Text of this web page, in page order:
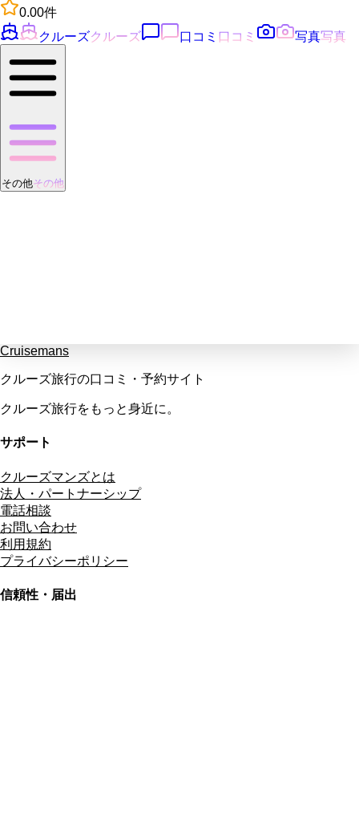
0.00件
クルーズクルーズ 口コミ 口コミ 写真写真
その他その他
Cruisemans
クルーズ旅行の口コミ・予約サイト
クルーズ旅行をもっと身近に。
サポート
クルーズマンズとは
法人・パートナーシップ
電話相談
お問い合わせ
利用規約
プライバシーポリシー
信頼性・届出